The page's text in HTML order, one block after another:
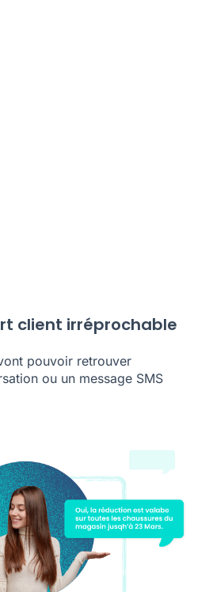
client irréprochable
pouvoir retrouver
ou un message SMS